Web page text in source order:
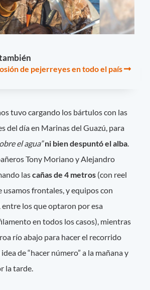
de pejerreyes en todo el país
tuvo cargando los bártulos con las
del día en Marinas del Guazú, para
el agua”ni bien despuntó el alba
Tony Moriano y Alejandro
lascañas de 4 metros (con reel
usamos frontales, y equipos con
entre los que optaron por esa
en todos los casos), mientras
río abajo para hacer el recorrido
de “hacer número” a la mañana y
la tarde.